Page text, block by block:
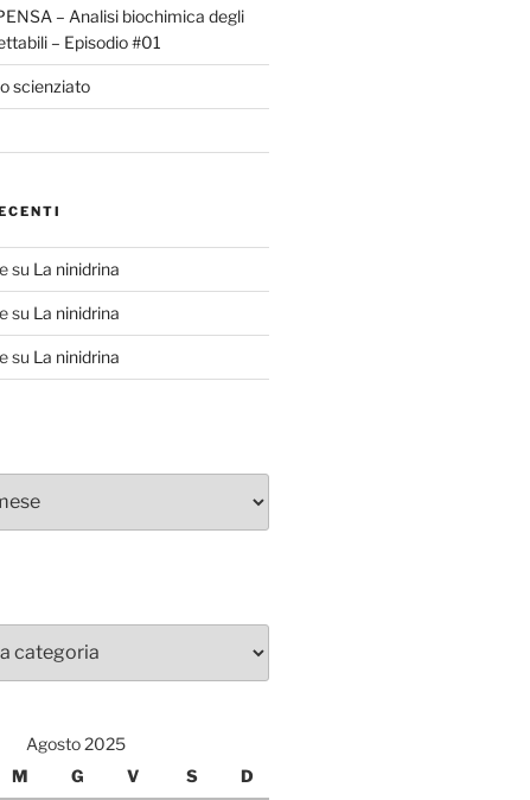
– Analisi biochimica degli
– Episodio #01
scienziato
su La ninidrina
su La ninidrina
su La ninidrina
Agosto 2025
M G V S D